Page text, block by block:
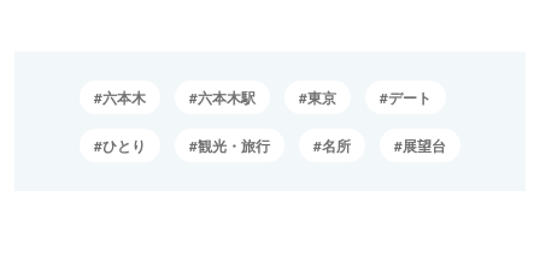
六本木 六本木駅 東京 デート
ひとり 観光・旅行 名所 展望台